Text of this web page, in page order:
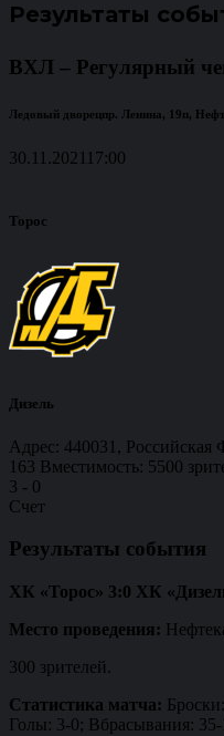
Результаты
ВХЛ – Регулярный
Ледовый дворецпр. Ленина, 19п,
30.11.2021 17:00
Торос
Дизель
Адрес: 440031, Российская
163 Вместимость: 5500
3 - 0
Счет
Результаты события
ХК «Торос» 3:0 ХК
Место проведения:
300 зрителей.
Статистика матча:
Голы: 3-0; Вбрасывания: